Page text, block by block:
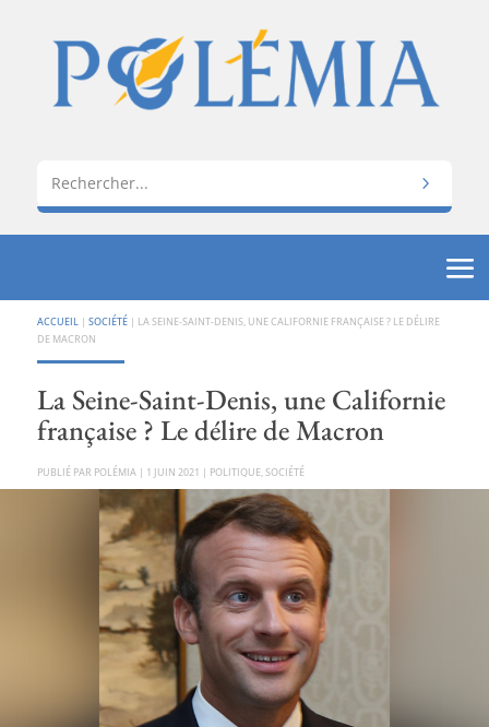
ACCUEIL | SOCIÉTÉ| LA SEINE-SAINT-DENIS, UNE CALIFORNIE FRANÇAISE ? LE DÉLIRE
DE MACRON
La Seine-Saint-Denis, une Californie
française ? Le délire de Macron
PAR POLÉMIA | 1 JUIN 2021 | POLITIQUE, SOCIÉTÉ